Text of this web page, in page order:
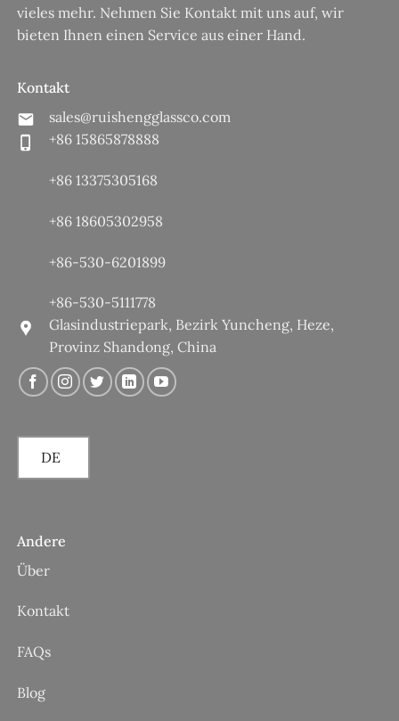
vieles mehr. Nehmen Sie Kontakt mit uns auf, wir
bieten Ihnen einen Service aus einer Hand.
Kontakt
sales@ruishengglassco.com
+86 15865878888
+86 13375305168
+86 18605302958
+86-530-6201899
+86-530-5111778
Glasindustriepark, Bezirk Yuncheng, Heze,
Provinz Shandong, China
DE
Andere
Über
Kontakt
FAQs
Blog